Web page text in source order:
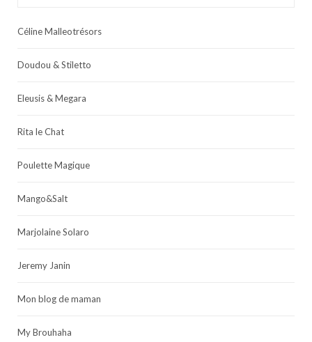
Céline Malleotrésors
Doudou & Stiletto
Eleusis & Megara
Rita le Chat
Poulette Magique
Mango&Salt
Marjolaine Solaro
Jeremy Janin
Mon blog de maman
My Brouhaha